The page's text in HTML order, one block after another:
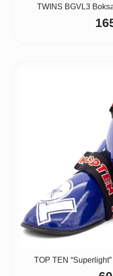
TWINS BGVL3
TOP TEN